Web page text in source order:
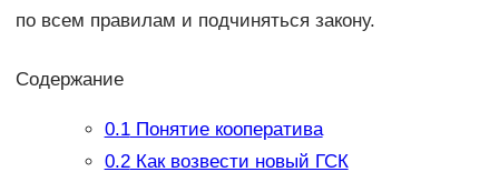
по всем правилам и подчиняться закону.
Содержание
0.1Понятие кооператива
0.2Как возвести новый ГСК